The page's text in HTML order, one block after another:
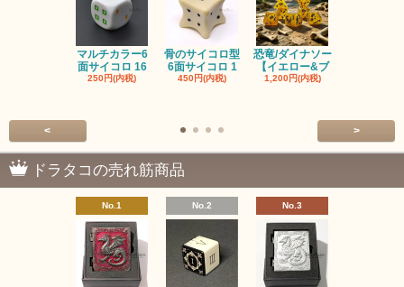
マルチカラー6
面サイコロ 16
250円(内税)
骨のサイコロ型
6面サイコロ 1
450円(内税)
恐竜/ダイナソー
【イエロー&ブ
1,200円(内税)
< >
ドラタコの売れ筋商品
No.1 No.2 No.3